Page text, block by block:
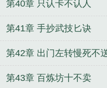
第40章 只认卡不认人
第41章 手抄武技匕诀
第42章 出门左转慢死不
第43章 百炼坊十不卖